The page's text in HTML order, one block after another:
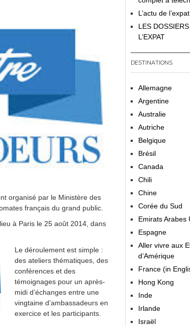
organisé par le Ministère des
français du grand public.
à Paris le 25 août 2014, dans
Le déroulement est simple :
des ateliers thématiques, des
conférences et des
témoignages pour un après-
midi d’échanges entre une
vingtaine d’ambassadeurs en
exercice et les participants.
L’actu de l’expat
LES
L’EXPAT
DESTINATIONS
Allemagne
Argentine
Australie
Autriche
Belgique
Brésil
Canada
Chili
Chine
Corée du Sud
Emirats Arabes
Espagne
Aller vivre aux
d’Amérique
France (in
Hong Kong
Inde
Irlande
Israël